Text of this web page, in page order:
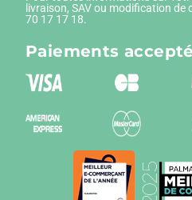
livraison, SAV ou modification de
70 17 17 18.
Paiements